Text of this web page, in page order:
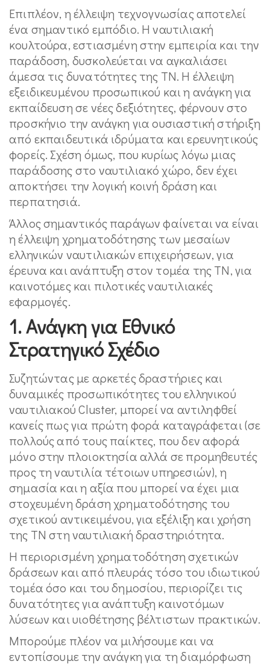
Επιπλέον, η έλλειψη τεχνογνωσίας αποτελεί
ένα σημαντικό εμπόδιο. Η ναυτιλιακή
κουλτούρα, εστιασμένη στην εμπειρία και την
παράδοση, δυσκολεύεται να αγκαλιάσει
άμεσα τις δυνατότητες της ΤΝ. Η έλλειψη
εξειδικευμένου προσωπικού και η ανάγκη για
εκπαίδευση σε νέες δεξιότητες, φέρνουν στο
προσκήνιο την ανάγκη για ουσιαστική στήριξη
από εκπαιδευτικά ιδρύματα και ερευνητικούς
φορείς. Σχέση όμως, που κυρίως λόγω μιας
παράδοσης στο ναυτιλιακό χώρο, δεν έχει
αποκτήσει την λογική κοινή δράση και
περπατησιά.
Άλλος σημαντικός παράγων φαίνεται να είναι
η έλλειψη χρηματοδότησης των μεσαίων
ελληνικών ναυτιλιακών επιχειρήσεων, για
έρευνα και ανάπτυξη στον τομέα της ΤΝ, για
καινοτόμες και πιλοτικές ναυτιλιακές
εφαρμογές.
1. Ανάγκη για Εθνικό
Στρατηγικό Σχέδιο
Συζητώντας με αρκετές δραστήριες και
δυναμικές προσωπικότητες του ελληνικού
ναυτιλιακού Cluster, μπορεί να αντιληφθεί
κανείς πως για πρώτη φορά καταγράφεται (σε
πολλούς από τους παίκτες, που δεν αφορά
μόνο στην πλοιοκτησία αλλά σε προμηθευτές
προς τη ναυτιλία τέτοιων υπηρεσιών), η
σημασία και η αξία που μπορεί να έχει μια
στοχευμένη δράση χρηματοδότησης του
σχετικού αντικειμένου, για εξέλιξη και χρήση
της ΤΝ στη ναυτιλιακή δραστηριότητα.
Η περιορισμένη χρηματοδότηση σχετικών
δράσεων και από πλευράς τόσο του ιδιωτικού
τομέα όσο και του δημοσίου, περιορίζει τις
δυνατότητες για ανάπτυξη καινοτόμων
λύσεων και υιοθέτησης βέλτιστων πρακτικών.
Μπορούμε πλέον να μιλήσουμε και να
εντοπίσουμε την ανάγκη για τη διαμόρφωση